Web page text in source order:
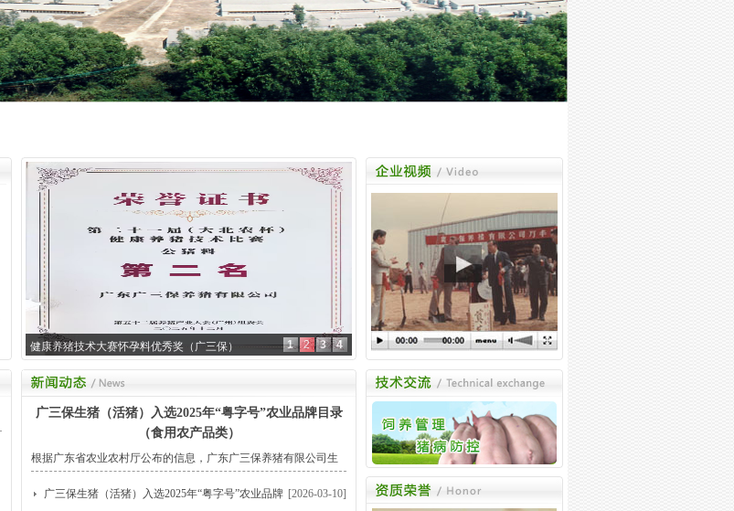
1 2 3 4
健康养猪技术大赛怀孕料优秀奖（广三保）
广三保生猪（活猪）入选2025年“粤字号”农业品牌目录
（食用农产品类）
根据广东省农业农村厅公布的信息，广东广三保养猪有限公司生
类）。 ......
[2026-03-10]
广三保生猪（活猪）入选2025年“粤字号”农业品牌